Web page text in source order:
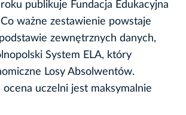
publikuje Fundacja Edukacyjna
ważne zestawienie powstaje
zewnętrznych danych,
System ELA, który
Losy Absolwentów.
ocena uczelni jest maksymalnie